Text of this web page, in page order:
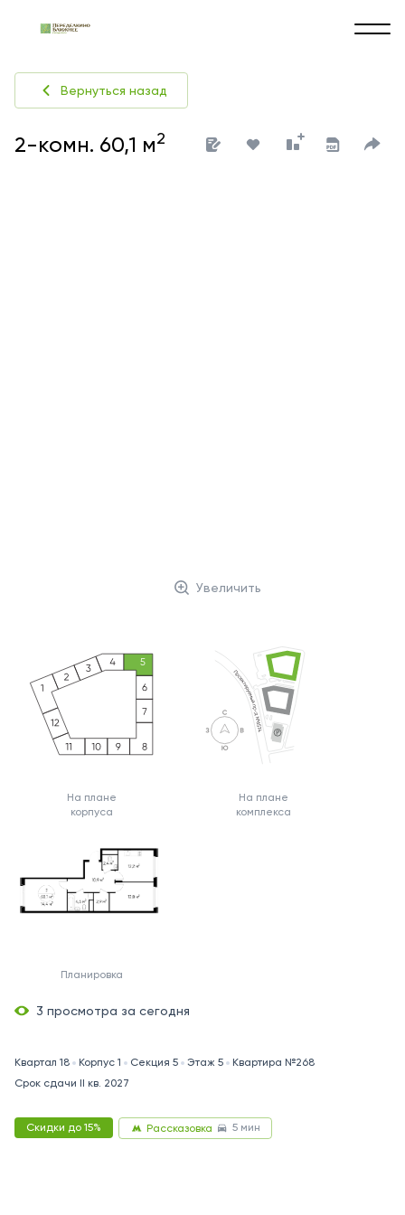
Вернуться назад
2-комн. 60,1 м2
Увеличить
На плане
корпуса
На плане
комплекса
Планировка
3 просмотра за сегодня
Квартал 18 Корпус 1 Секция 5 Этаж 5
Квартира №268
Срок сдачи II кв. 2027
Скидки до 15% Рассказовка 5 мин